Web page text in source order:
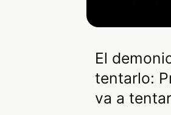
El
tentarlo:
va a